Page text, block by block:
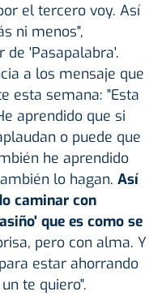
el tercero voy. Así
ni menos",
de 'Pasapalabra'.
a los mensaje que
esta semana: "Esta
aprendido que si
o puede que
he aprendido
lo hagan. Así
caminar con
que es como se
pero con alma. Y
estar ahorrando
te quiero".